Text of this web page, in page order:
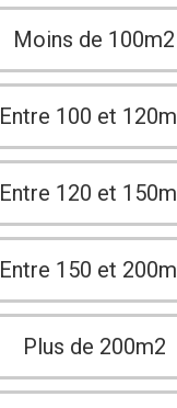
Moins de 100m2
Entre 100 et
Entre 120 et
Entre 150 et
Plus de 200m2